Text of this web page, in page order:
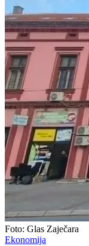
Foto: Glas Zaječara
Ekonomija